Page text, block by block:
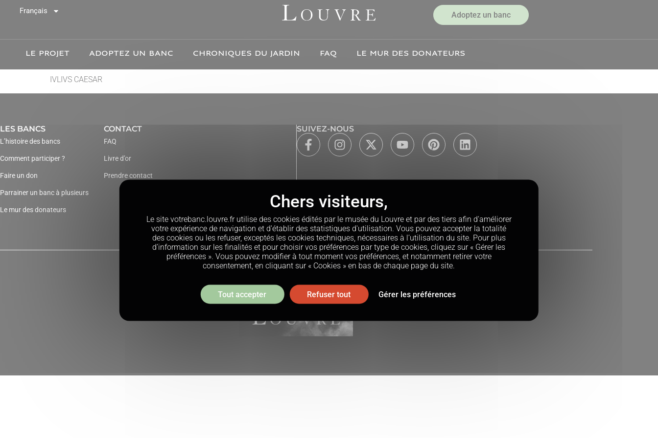
Français Adoptez un banc
LE PROJET ADOPTEZ UN BANC CHRONIQUES DU JARDIN FAQ LE MUR DES DONATEURS
IVLIVS CAESAR
LES BANCS
L’histoire des bancs
Comment participer ?
Faire un don
Parrainer un banc à plusieurs
Le mur des donateurs
CONTACT
FAQ
Livre d’or
Prendre contact
SUIVEZ-NOUS
Mentions légales Newsletter du Louvre Données personnelles Cookies
Le site votrebanc.louvre.fr utilise des cookies édités par le musée du Louvre et par des tiers afin d'améliorer
votre expérience de navigation et d'établir des statistiques d'utilisation. Vous pouvez accepter la totalité
des cookies ou les refuser, exceptés les cookies techniques, nécessaires à l’utilisation du site. Pour plus
d’information sur les finalités et pour choisir vos préférences par type de cookies, cliquez sur « Gérer les
préférences ». Vous pouvez modifier à tout moment vos préférences, et notamment retirer votre
consentement, en cliquant sur « Cookies » en bas de chaque page du site.
Tout accepter Refuser tout Gérer les préférences